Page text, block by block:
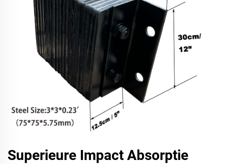
Superieure Impact Absorptie